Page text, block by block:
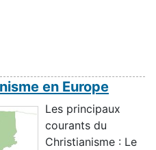
en Europe
Les principaux
courants du
Christianisme : Le